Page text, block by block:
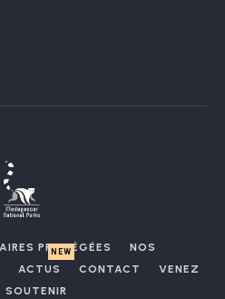
PROTÉGÉES
NOS
ACTUS CONTACT
VENEZ
SOUTENIR